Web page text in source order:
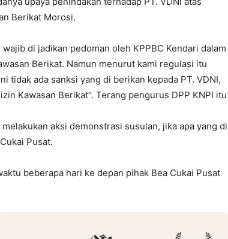
Berikat Morosi.
di jadikan pedoman oleh KPPBC Kendari dalam
Berikat. Namun menurut kami regulasi itu
tidak ada sanksi yang di berikan kepada PT. VDNI,
Kawasan Berikat”. Terang pengurus DPP KNPI itu
aksi demonstrasi susulan, jika apa yang di
Pusat.
beberapa hari ke depan pihak Bea Cukai Pusat